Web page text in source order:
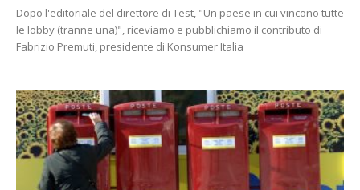
Dopo l'editoriale del direttore di Test, "Un paese in cui vincono tutte
le lobby (tranne una)", riceviamo e pubblichiamo il contributo di
Fabrizio Premuti, presidente di Konsumer Italia